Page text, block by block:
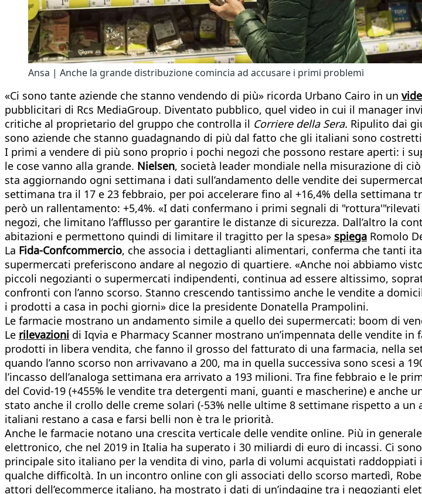
Ansa | Anche la grande distribuzione comincia ad accusare i primi problemi
«Ci sono tante aziende che stanno vendendo di più» ricorda Urbano Cairo in un
pubblicitari di Rcs MediaGroup. Diventato pubblico, quel video in cui il manager
critiche al proprietario del gruppo che controlla il Corriere della Sera. Ripulito dai
sono aziende che stanno guadagnando di più dal fatto che gli italiani sono
I primi a vendere di più sono proprio i pochi negozi che possono restare aperti: i
le cose vanno alla grande. Nielsen, società leader mondiale nella misurazione di
sta aggiornando ogni settimana i dati sull’andamento delle vendite dei
settimana tra il 17 e 23 febbraio, per poi accelerare fino al +16,4% della settimana
però un rallentamento: +5,4%. «I dati confermano i primi segnali di
negozi, che limitano l’afflusso per garantire le distanze di sicurezza. Dall’altro la
abitazioni e permettono quindi di limitare il tragitto per la spesa» spiega Romolo
La Fida-Confcommercio, che associa i dettaglianti alimentari, conferma che tanti
supermercati preferiscono andare al negozio di quartiere. «Anche noi abbiamo
piccoli negozianti o supermercati indipendenti, continua ad essere altissimo,
confronti con l’anno scorso. Stanno crescendo tantissimo anche le vendite a
i prodotti a casa in pochi giorni» dice la presidente Donatella Prampolini.
Le farmacie mostrano un andamento simile a quello dei supermercati: boom di
Le rilevazioni di Iqvia e Pharmacy Scanner mostrano un’impennata delle vendite
prodotti in libera vendita, che fanno il grosso del fatturato di una farmacia, nella
quando l’anno scorso non arrivavano a 200, ma in quella successiva sono scesi a
l’incasso dell’analoga settimana era arrivato a 193 milioni. Tra fine febbraio e le
del Covid-19 (+455% le vendite tra detergenti mani, guanti e mascherine) e anche
stato anche il crollo delle creme solari (-53% nelle ultime 8 settimane rispetto a
italiani restano a casa e farsi belli non è tra le priorità.
Anche le farmacie notano una crescita verticale delle vendite online. Più in
elettronico, che nel 2019 in Italia ha superato i 30 miliardi di euro di incassi. Ci
principale sito italiano per la vendita di vino, parla di volumi acquistati raddoppiati
qualche difficoltà. In un incontro online con gli associati dello scorso martedì,
attori dell’ecommerce italiano, ha mostrato i dati di un’indagine tra i negozianti